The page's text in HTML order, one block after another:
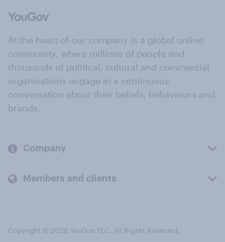
At the heart of our company is a global online
community, where millions of people and
thousands of political, cultural and commercial
organisations engage in a continuous
conversation about their beliefs, behaviours and
brands.
Company
Members and clients
Copyright © 2026 YouGov PLC. All Rights Reserved.